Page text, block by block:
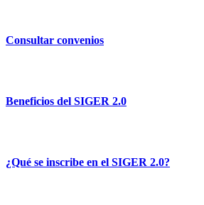
Consultar convenios
Beneficios del SIGER 2.0
¿Qué se inscribe en el SIGER 2.0?